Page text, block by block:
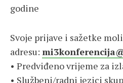
godine
Svoje prijave i sažetke
adresu:
• Predviđeno vrijeme za
• Službeni/radni jezici